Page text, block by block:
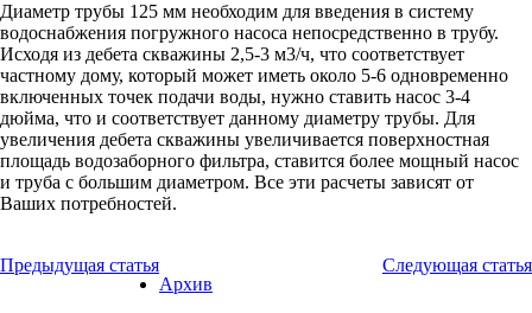
Диаметр трубы 125 мм необходим для введения в систему
водоснабжения погружного насоса непосредственно в трубу.
Исходя из дебета скважины 2,5-3 м3/ч, что соответствует
частному дому, который может иметь около 5-6 одновременно
включенных точек подачи воды, нужно ставить насос 3-4
дюйма, что и соответствует данному диаметру трубы. Для
увеличения дебета скважины увеличивается поверхностная
площадь водозаборного фильтра, ставится более мощный насос
и труба с большим диаметром. Все эти расчеты зависят от
Ваших потребностей.
Предыдущая статья
Следующая статья
Архив